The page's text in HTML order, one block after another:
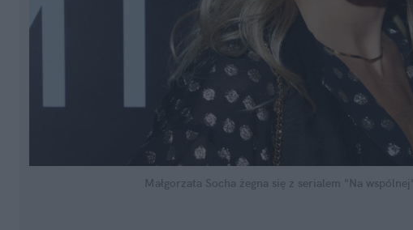
Małgorzata Socha żegna się z serialem "Na wspólnej".